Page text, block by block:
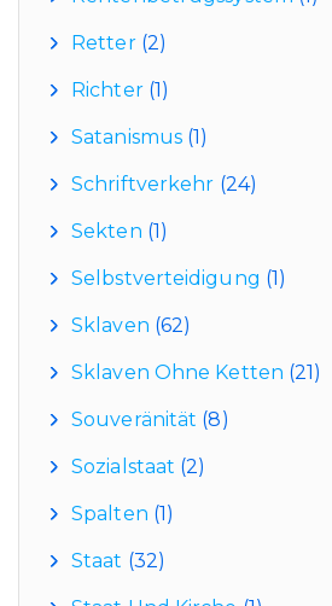
Retter(2)
Richter(1)
Satanismus (1)
Schriftverkehr (24)
Sekten (1)
Selbstverteidigung (1)
Sklaven (62)
Sklaven Ohne Ketten (21)
Souveränität (8)
Sozialstaat (2)
Spalten (1)
Staat (32)